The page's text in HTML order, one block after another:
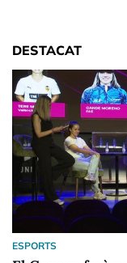
DESTACAT
ESPORTS